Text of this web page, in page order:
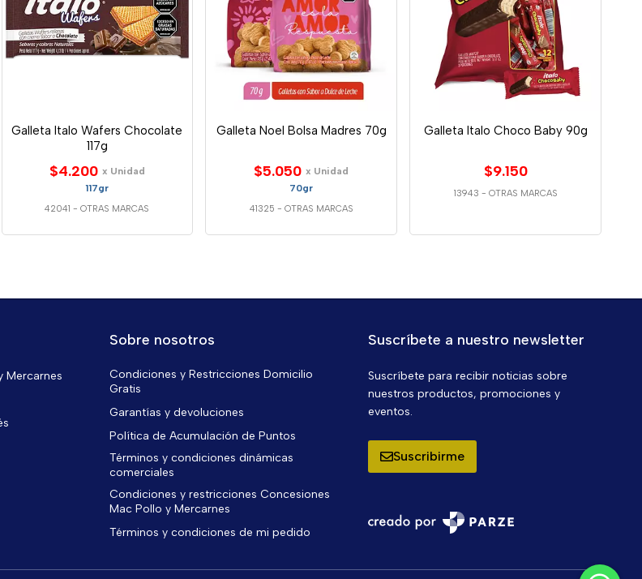
Galleta Italo Wafers Chocolate
117g
$4.200 x Unidad
117gr
42041 -OTRAS MARCAS
Galleta Noel Bolsa Madres 70g
$5.050 x Unidad
70gr
41325 - OTRAS MARCAS
Galleta Italo Choco Baby 90g
$9.150
13943 - OTRAS MARCAS
Mercarnes
Sobre nosotros
Condiciones y Restricciones Domicilio
Gratis
Garantías y devoluciones
Política de Acumulación de Puntos
Términos y condiciones dinámicas
comerciales
Condiciones y restricciones Concesiones
Mac Pollo y Mercarnes
Términos y condiciones de mi pedido
Suscríbete a nuestro newsletter
Suscríbete para recibir noticias sobre
nuestros productos, promociones y
eventos.
Suscribirme